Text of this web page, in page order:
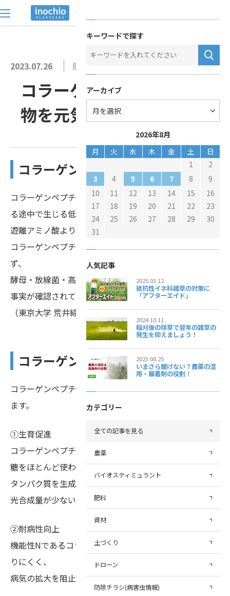
トップ>お役立ち情報
2023.07.26 肥料
コラーゲンペプチドで作
物を元気に！
コラーゲンペプチドとは？
コラーゲンペプチドは、タンパク質が遊離アミノ酸に至
る途中で生じる低分子ペプチド。
遊離アミノ酸よりも効率よく吸収されます。
コラーゲンペプチドは人の腸管・肌からの吸収のみなら
ず、
酵母・放線菌・高等生物においても効率よく吸収される
事実が確認されています。
（東京大学 荒井綜一教授「食品ペプチドの栄養効果」）
コラーゲンペプチドの効果
コラーゲンペプチドがもたらす植物体への効果を説明し
ます。
①生育促進
コラーゲンペプチドは他のN成分と違い、光合成産物の
糖をほとんど使わずに
タンパク質を生成します。
光合成量が少ない低温期・高温期の生育で差が出ます。
②耐病性向上
機能性Nであるコラーゲンペプチドは病原菌等の餌にな
りにくく、
病気の拡大を阻止します。
キーワードで探す
アーカイブ
2026年8月
月
火 水 木 金 土
日
1
2
3
4 5 6 7 8
9
10
11 12 13 14 15
16
17
18 19 20 21 22
23
24
25 26 27 28 29
30
31
人気記事
2025.03.12
抵抗性イネ科雑草の対策に
「アフターエイド」
2024.10.11
稲刈後の除草で翌年の雑草の
発生を抑えましょう！
2023.08.25
いまさら聞けない？農薬の混
用・展着剤の役割！
カテゴリー
全ての記事を見る
農薬
バイオスティミュラント
肥料
資材
土づくり
ドローン
防除チラシ(病害虫情報)